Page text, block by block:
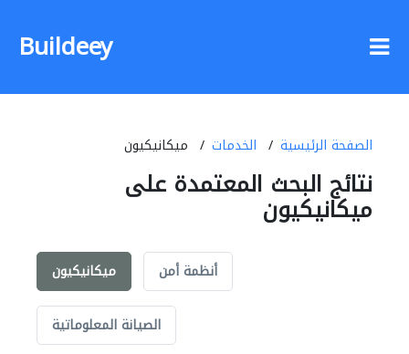
Buildeey
الصفحة الرئيسية الخدمات ميكانيكيون
نتائج البحث المعتمدة على
ميكانيكيون
ميكانيكيون أنظمة أمن
الصيانة المعلوماتية